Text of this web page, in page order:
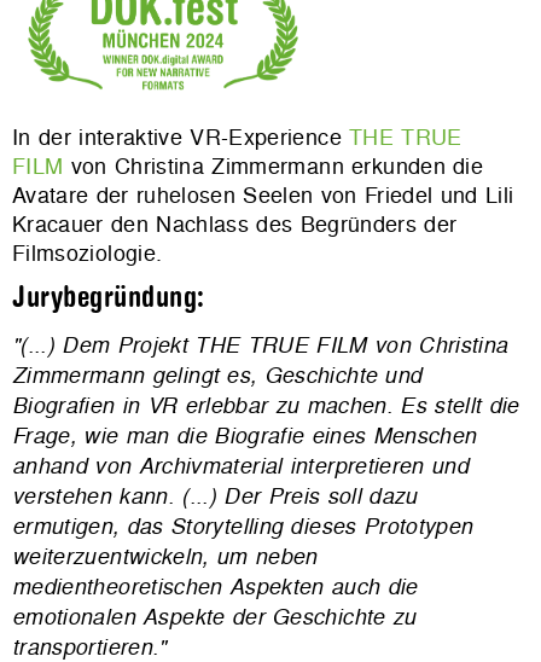
In der interaktive VR-ExperienceTHE TRUE
FILM von Christina Zimmermann erkunden die
Avatare der ruhelosen Seelen von Friedel und Lili
Kracauer den Nachlass des Begründers der
Filmsoziologie.
Jurybegründung:
"(...) Dem Projekt THE TRUE FILM von Christina
Zimmermann gelingt es, Geschichte und
Biografien in VR erlebbar zu machen. Es stellt die
Frage, wie man die Biografie eines Menschen
anhand von Archivmaterial interpretieren und
verstehen kann. (...) Der Preis soll dazu
ermutigen, das Storytelling dieses Prototypen
weiterzuentwickeln, um neben
medientheoretischen Aspekten auch die
emotionalen Aspekte der Geschichte zu
transportieren."